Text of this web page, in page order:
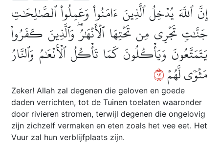
إِنَّ ٱللَّهَ يُدۡخِلُ ٱلَّذِينَ ءَامَنُواْ وَعَمِلُواْ ٱلصَّٰلِحَٰتِ
جَنَّٰتٖ تَجۡرِي مِن تَحۡتِهَا ٱلۡأَنۡهَٰرُۖ وَٱلَّذِينَ كَفَرُواْ
يَتَمَتَّعُونَ وَيَأۡكُلُونَ كَمَا تَأۡكُلُ ٱلۡأَنۡعَٰمُ وَٱلنَّارُ
مَثۡوٗى لَّهُمۡ٢١
Zeker! Allah zal degenen die geloven en goede
daden verrichten, tot de Tuinen toelaten waaronder
door rivieren stromen, terwijl degenen die ongelovig
zijn zichzelf vermaken en eten zoals het vee eet. Het
Vuur zal hun verblijfplaats zijn.